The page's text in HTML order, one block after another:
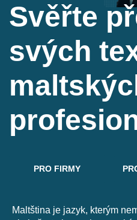
Svěřte
svých
PRO FIRMY
Maltština je jazyk, kterým